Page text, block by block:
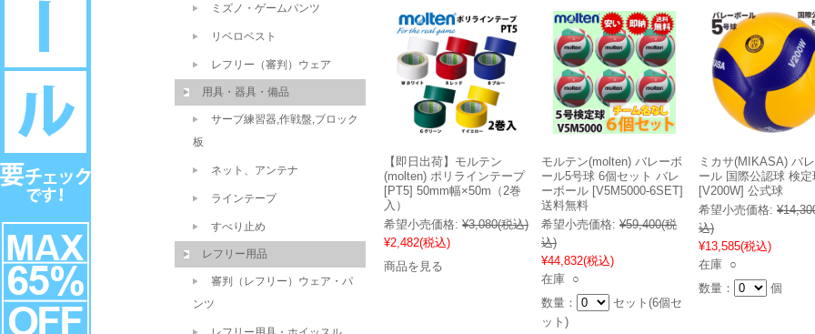
【即日出荷】モルテン
(molten) ポリラインテープ
[PT5] 50mm幅×50m（2巻
入）
希望小売価格: ¥3,080(税込)
¥2,482(税込)
商品を見る
モルテン(molten) バレーボ
ール5号球 6個セット バレ
ーボール [V5M5000-6SET]
送料無料
希望小売価格: ¥59,400(税
込)
¥44,832(税込)
在庫 ○
数量：
セット(6個セ
ット)
ミカサ(MIKASA) バ
ール 国際公認球 検定
[V200W] 公式球
希望小売価格:
込)
¥13,585(税込)
在庫 ○
数量：
個
ミズノ・ゲームパンツ
リベロベスト
レフリー（審判）ウェア
用具・器具・備品
サーブ練習器,作戦盤,ブロック
板
ネット、アンテナ
ラインテープ
すべり止め
レフリー用品
審判（レフリー）ウェア・パ
ンツ